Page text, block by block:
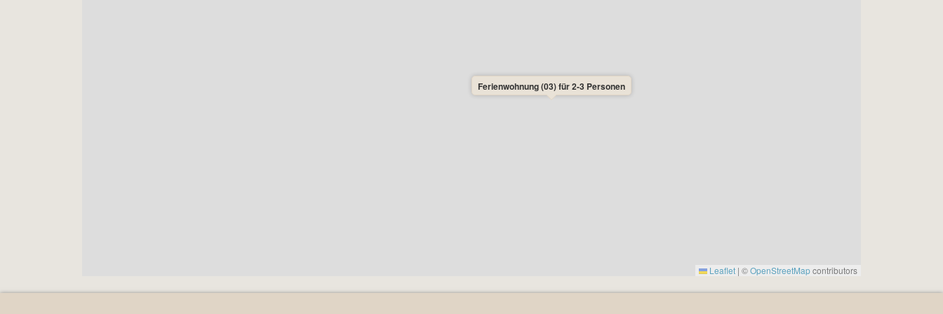
Ferienwohnung (03) für 2-3 Personen
Leaflet | ©OpenStreetMapcontributors